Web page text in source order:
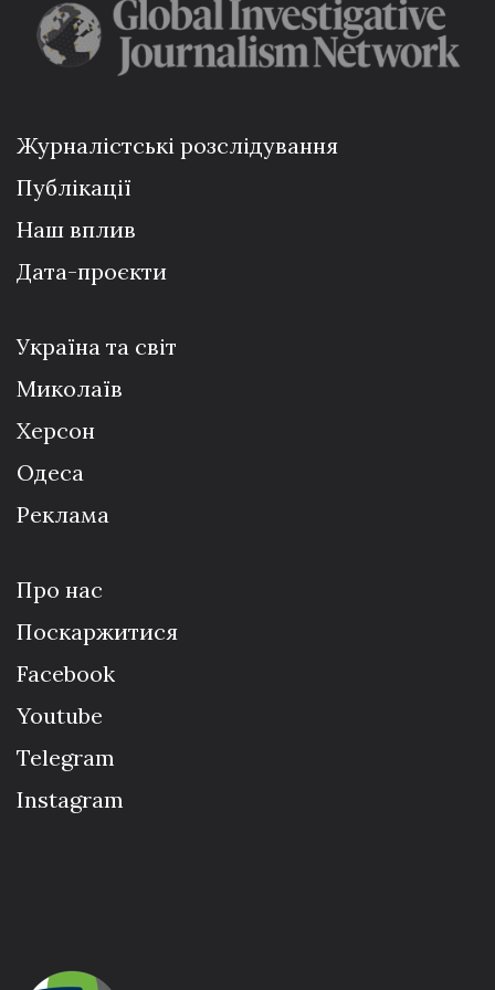
Журналістські розслідування
Публікації
Наш вплив
Дата-проєкти
Україна та світ
Миколаїв
Херсон
Одеса
Реклама
Про нас
Поскаржитися
Facebook
Youtube
Telegram
Instagram